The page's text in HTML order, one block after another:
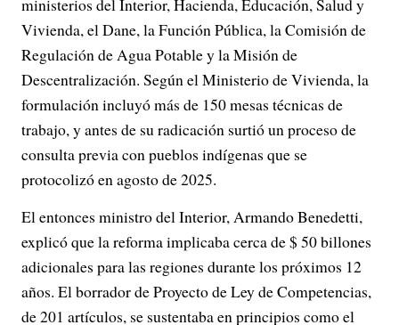
ministerios del Interior, Hacienda, Educación, Salud y
Vivienda, el Dane, la Función Pública, la Comisión de
Regulación de Agua Potable y la Misión de
Descentralización. Según el Ministerio de Vivienda, la
formulación incluyó más de 150 mesas técnicas de
trabajo, y antes de su radicación surtió un proceso de
consulta previa con pueblos indígenas que se
protocolizó en agosto de 2025.
El entonces ministro del Interior, Armando Benedetti,
explicó que la reforma implicaba cerca de $ 50 billones
adicionales para las regiones durante los próximos 12
años. El borrador de Proyecto de Ley de Competencias,
de 201 artículos, se sustentaba en principios como el